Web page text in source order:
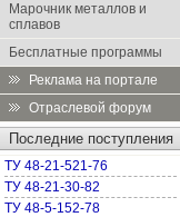
Марочник металлов и
сплавов
Бесплатные программы
Реклама на портале
Отраслевой форум
Последние поступления
ТУ 48-21-521-76
ТУ 48-21-30-82
ТУ 48-5-152-78